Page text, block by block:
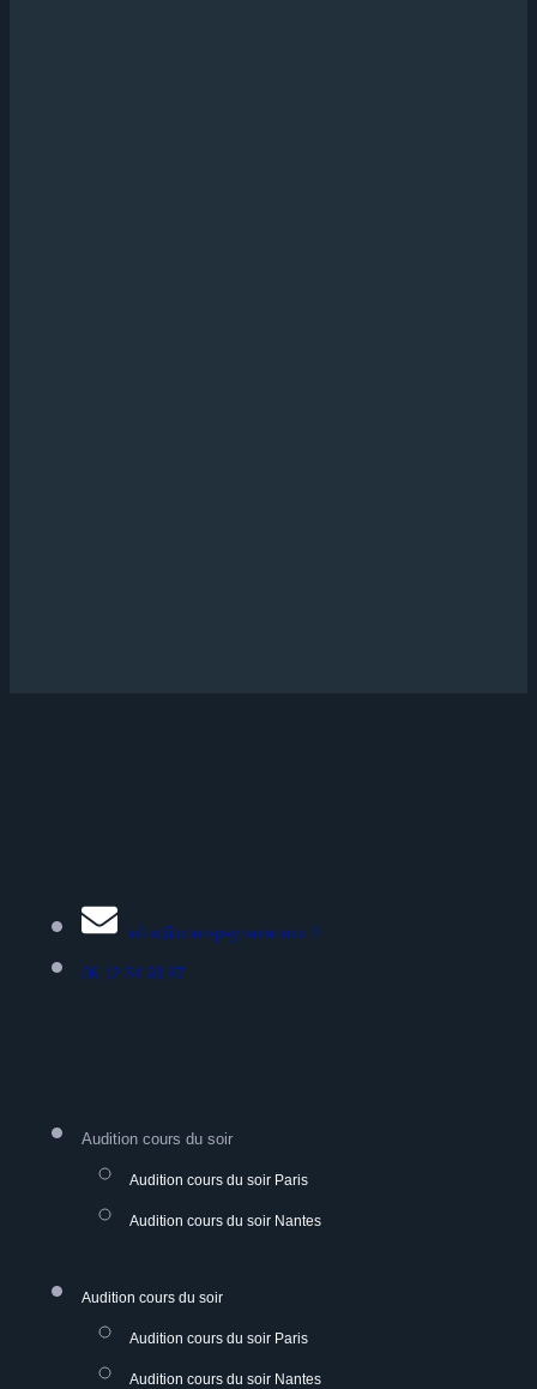
infos@courspeyranlacroix.fr
06 12 54 93 87
Audition cours du soir
Audition cours du soir Paris
Audition cours du soir Nantes
Audition cours du soir
Audition cours du soir Paris
Audition cours du soir Nantes